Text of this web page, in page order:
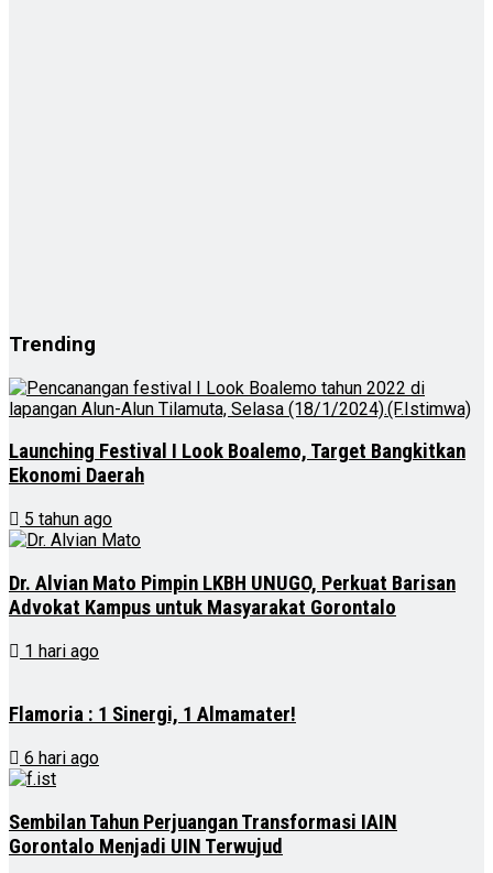
Trending
Launching Festival I Look Boalemo, Target Bangkitkan
Ekonomi Daerah
5 tahun ago
Dr. Alvian Mato Pimpin LKBH UNUGO, Perkuat Barisan
Advokat Kampus untuk Masyarakat Gorontalo
1 hari ago
Flamoria : 1 Sinergi, 1 Almamater!
6 hari ago
Sembilan Tahun Perjuangan Transformasi IAIN
Gorontalo Menjadi UIN Terwujud